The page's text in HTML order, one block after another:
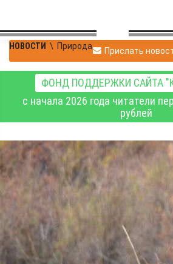
НОВОСТИ \ Природа Прислать
ФОНД ПОДДЕРЖКИ САЙТА
с начала 2026 года читатели
рублей
Получено
обитания
Перовском
«Шушенского